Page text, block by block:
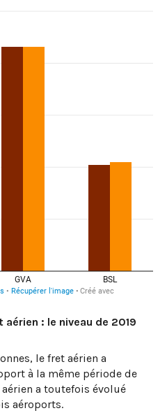
: le niveau de 2019
le fret aérien a
à la même période de
a toutefois évolué
aéroports.